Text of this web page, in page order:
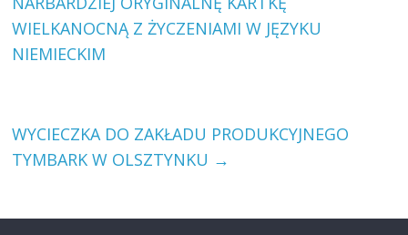
WIELKANOCNĄ Z ŻYCZENIAMI W JĘZYKU
NIEMIECKIM
WYCIECZKA DO ZAKŁADU PRODUKCYJNEGO
TYMBARK W OLSZTYNKU →